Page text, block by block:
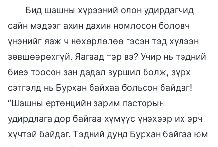
Бид шашны хүрээний олон удирдагчид
сайн мэдээг ахин дахин номлосон боловч
үнэнийг яаж ч нөхөрлөлөө гэсэн тэд хүлээн
зөвшөөрөхгүй. Яагаад тэр вэ? Учир нь тэдний
биеэ тоосон зан дадал зуршил болж, зүрх
сэтгэлд нь Бурхан байхаа больсон байдаг!
“Шашны ертөнцийн зарим пасторын
удирдлага дор байгаа хүмүүс үнэхээр их эрч
хүчтэй байдаг. Тэдний дунд Бурхан байгаа юм